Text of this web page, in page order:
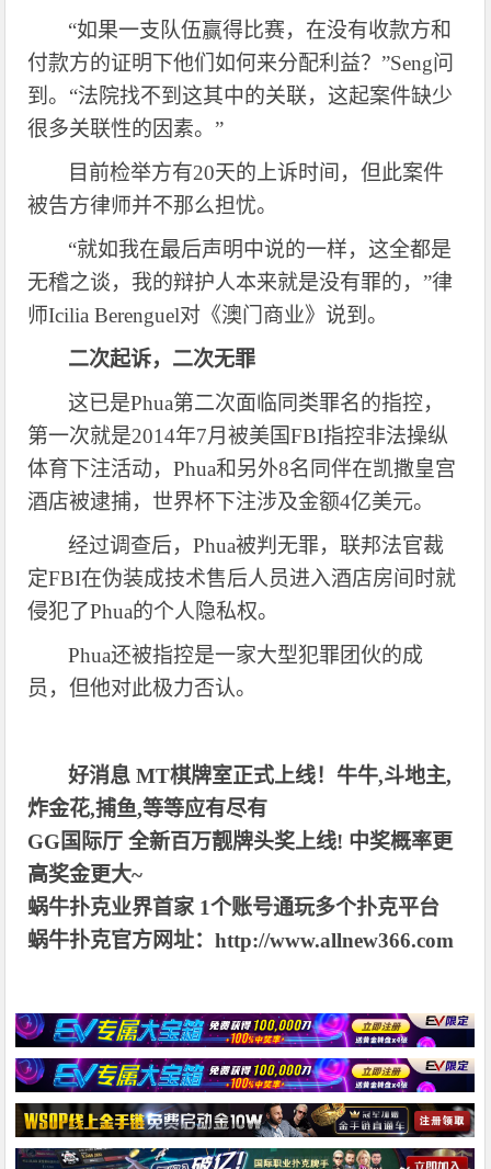
“如果一支队伍赢得比赛，在没有收款方和
付款方的证明下他们如何来分配利益？”Seng问
到。 “法院找不到这其中的关联，这起案件缺少
很多关联性的因素。”
目前检举方有20天的上诉时间，但此案件
被告方律师并不那么担忧。
“就如我在最后声明中说的一样，这全都是
无稽之谈，我的辩护人本来就是没有罪的，”律
师Icilia Berenguel对《澳门商业》说到。
二次起诉，二次无罪
这已是Phua第二次面临同类罪名的指控，
第一次就是2014年7月被美国FBI指控非法操纵
体育下注活动，Phua和另外8名同伴在凯撒皇宫
酒店被逮捕，世界杯下注涉及金额4亿美元。
经过调查后，Phua被判无罪，联邦法官裁
定FBI在伪装成技术售后人员进入酒店房间时就
侵犯了Phua的个人隐私权。
Phua还被指控是一家大型犯罪团伙的成
员，但他对此极力否认。
好消息 MT棋牌室正式上线！牛牛,斗地主,
炸金花,捕鱼,等等应有尽有
GG国际厅 全新百万靓牌头奖上线! 中奖概率更
高奖金更大~
蜗牛扑克业界首家 1个账号通玩多个扑克平台
蜗牛扑克官方网址：http://www.allnew366.com